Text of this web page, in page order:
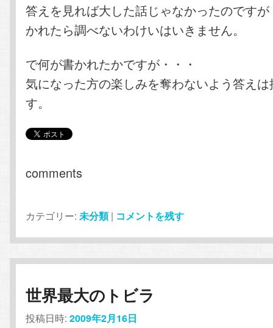
答えを見れば大した話じゃなかったのです
かれたら調べないわけいはいきません。
で何が書かれたかですが・・・
気になった方の楽しみを奪わないよう答え
す。
comments
カテゴリー: 未分類 | コメントを残す
世界最大のトビラ
投稿日時:2009年2月16日